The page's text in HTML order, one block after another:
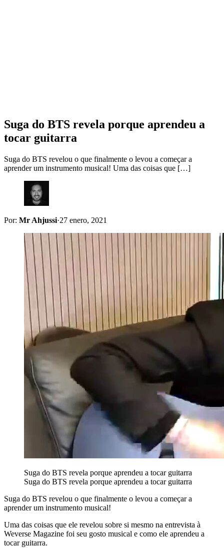
Suga do BTS revela porque aprendeu a
tocar guitarra
Suga do BTS revelou o que finalmente o levou a começar a
aprender um instrumento musical! Uma das coisas que […]
Por: Mr Ahjussi·27 enero, 2021
Suga do BTS revela porque aprendeu a tocar guitarra
Suga do BTS revela porque aprendeu a tocar guitarra
Suga do BTS revelou o que finalmente o levou a começar a
aprender um instrumento musical!
Uma das coisas que ele revelou sobre si mesmo na entrevista à
Weverse Magazine foi seu gosto musical e como ele aprendeu a
tocar guitarra.